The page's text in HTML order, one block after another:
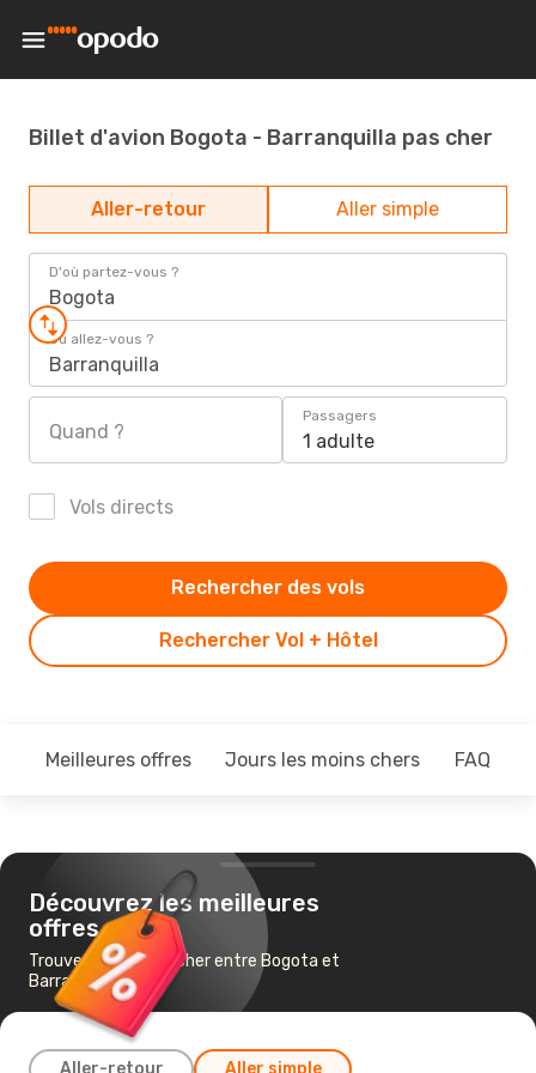
Billet d'avion Bogota - Barranquilla pas cher
Aller-retour Aller simple
D'où partez-vous ?
Bogota
Où allez-vous ?
Barranquilla
Quand ?
Passagers
1 adulte
Vols directs
Rechercher Vol + Hôtel
Rechercher des vols
Meilleures offres Jours les moins chers FAQ
Découvrez les meilleures
offres
Trouvez un vol pas cher entre Bogota et
Barranquilla
Aller-retour Aller simple